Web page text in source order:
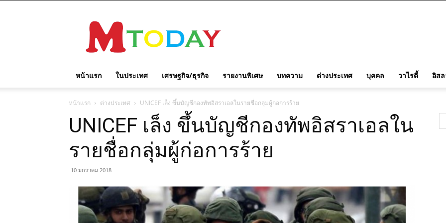
TODAY
หน้าแรก ในประเทศ เศรษฐกิจ/ธุรกิจ รายงานพิเศษ บทความ ต่างประเทศ บุคคล วาไรตี้ อิส
หน้าแรก ต่างประเทศ UNICEF เล็ง ขึ้นบัญชีกองทัพอิสราเอลในรายชื่อกลุ่มผู้ก่อการร้าย
UNICEF เล็ง ขึ้นบัญชีกองทัพอิสราเอลใน
รายชื่อกลุ่มผู้ก่อการร้าย
10 มกราคม 2018